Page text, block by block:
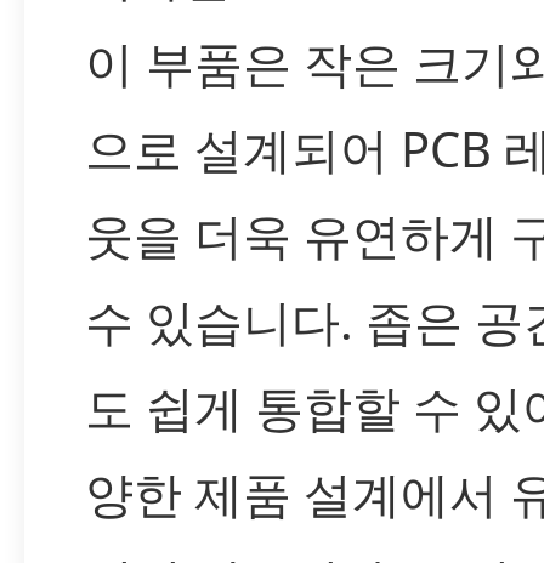
이 부품은 작은 크기
으로 설계되어 PCB
웃을 더욱 유연하게
수 있습니다. 좁은 공
도 쉽게 통합할 수 있
양한 제품 설계에서